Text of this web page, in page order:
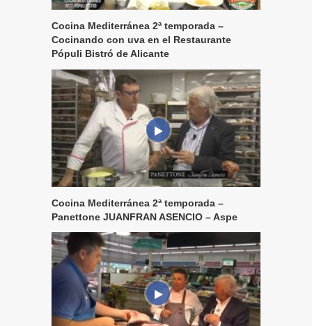
Cocina Mediterránea 2ª temporada –
Cocinando con uva en el Restaurante
Pópuli Bistró de Alicante
Cocina Mediterránea 2ª temporada –
Panettone JUANFRAN ASENCIO – Aspe